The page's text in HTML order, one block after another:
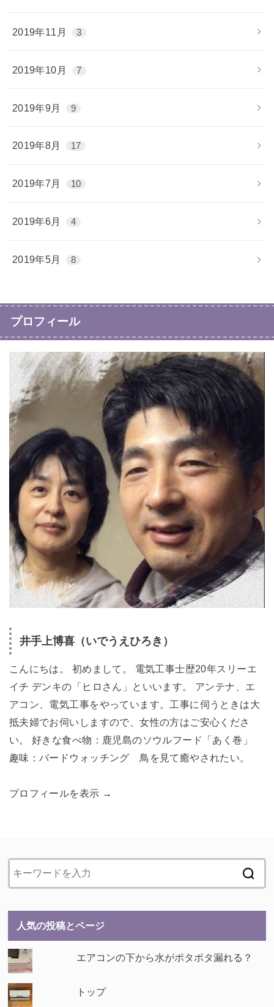
2019年11月 3
2019年10月 7
2019年9月 9
2019年8月 17
2019年7月 10
2019年6月 4
2019年5月 8
プロフィール
井手上博喜（いでうえひろき）
こんにちは。 初めまして。 電気工事士歴20年スリーエ
イチ デンキの「ヒロさん」といいます。 アンテナ、エ
アコン、電気工事をやっています。工事に伺うときは大
抵夫婦でお伺いしますので、女性の方はご安心くださ
い。 好きな食べ物：鹿児島のソウルフード「あく巻」
趣味：バードウォッチング 鳥を見て癒やされたい。
プロフィールを表示 →
人気の投稿とページ
エアコンの下から水がポタポタ漏れる？
トップ